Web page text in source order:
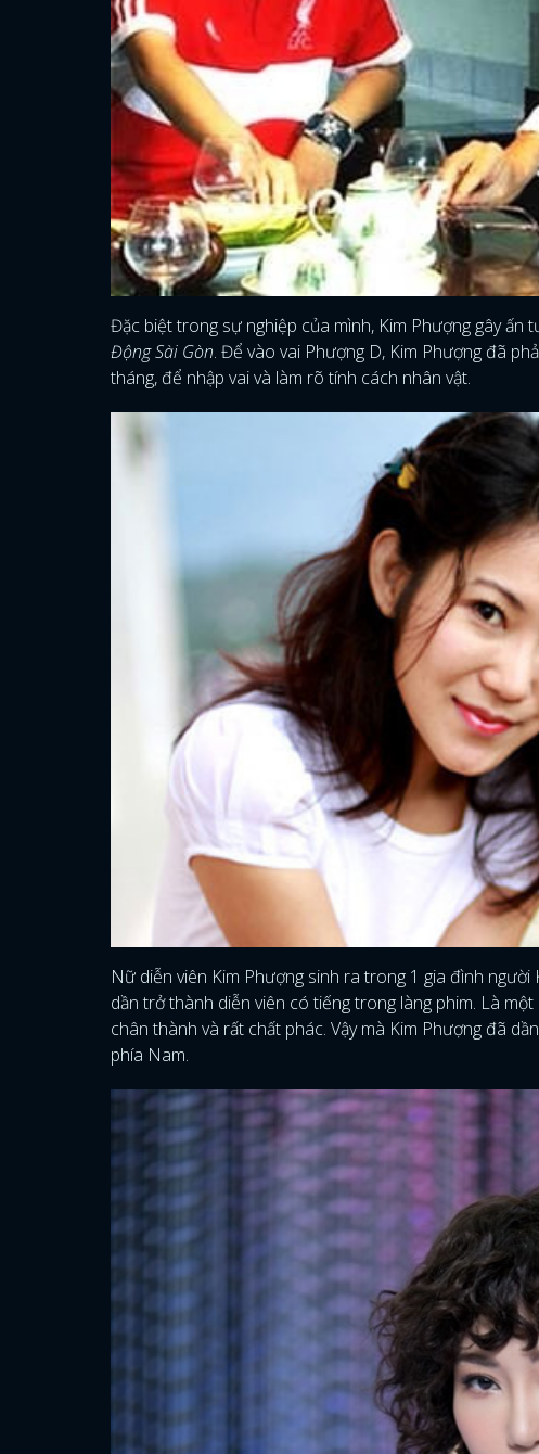
Đặc biệt trong sự nghiệp của mình, Kim Phượng gây ấn
Động Sài Gòn. Để vào vai Phượng D, Kim Phượng đã
tháng, để nhập vai và làm rõ tính cách nhân vật.
Nữ diễn viên Kim Phượng sinh ra trong 1 gia đình
dần trở thành diễn viên có tiếng trong làng phim. Là
chân thành và rất chất phác. Vậy mà Kim Phượng đã
phía Nam.